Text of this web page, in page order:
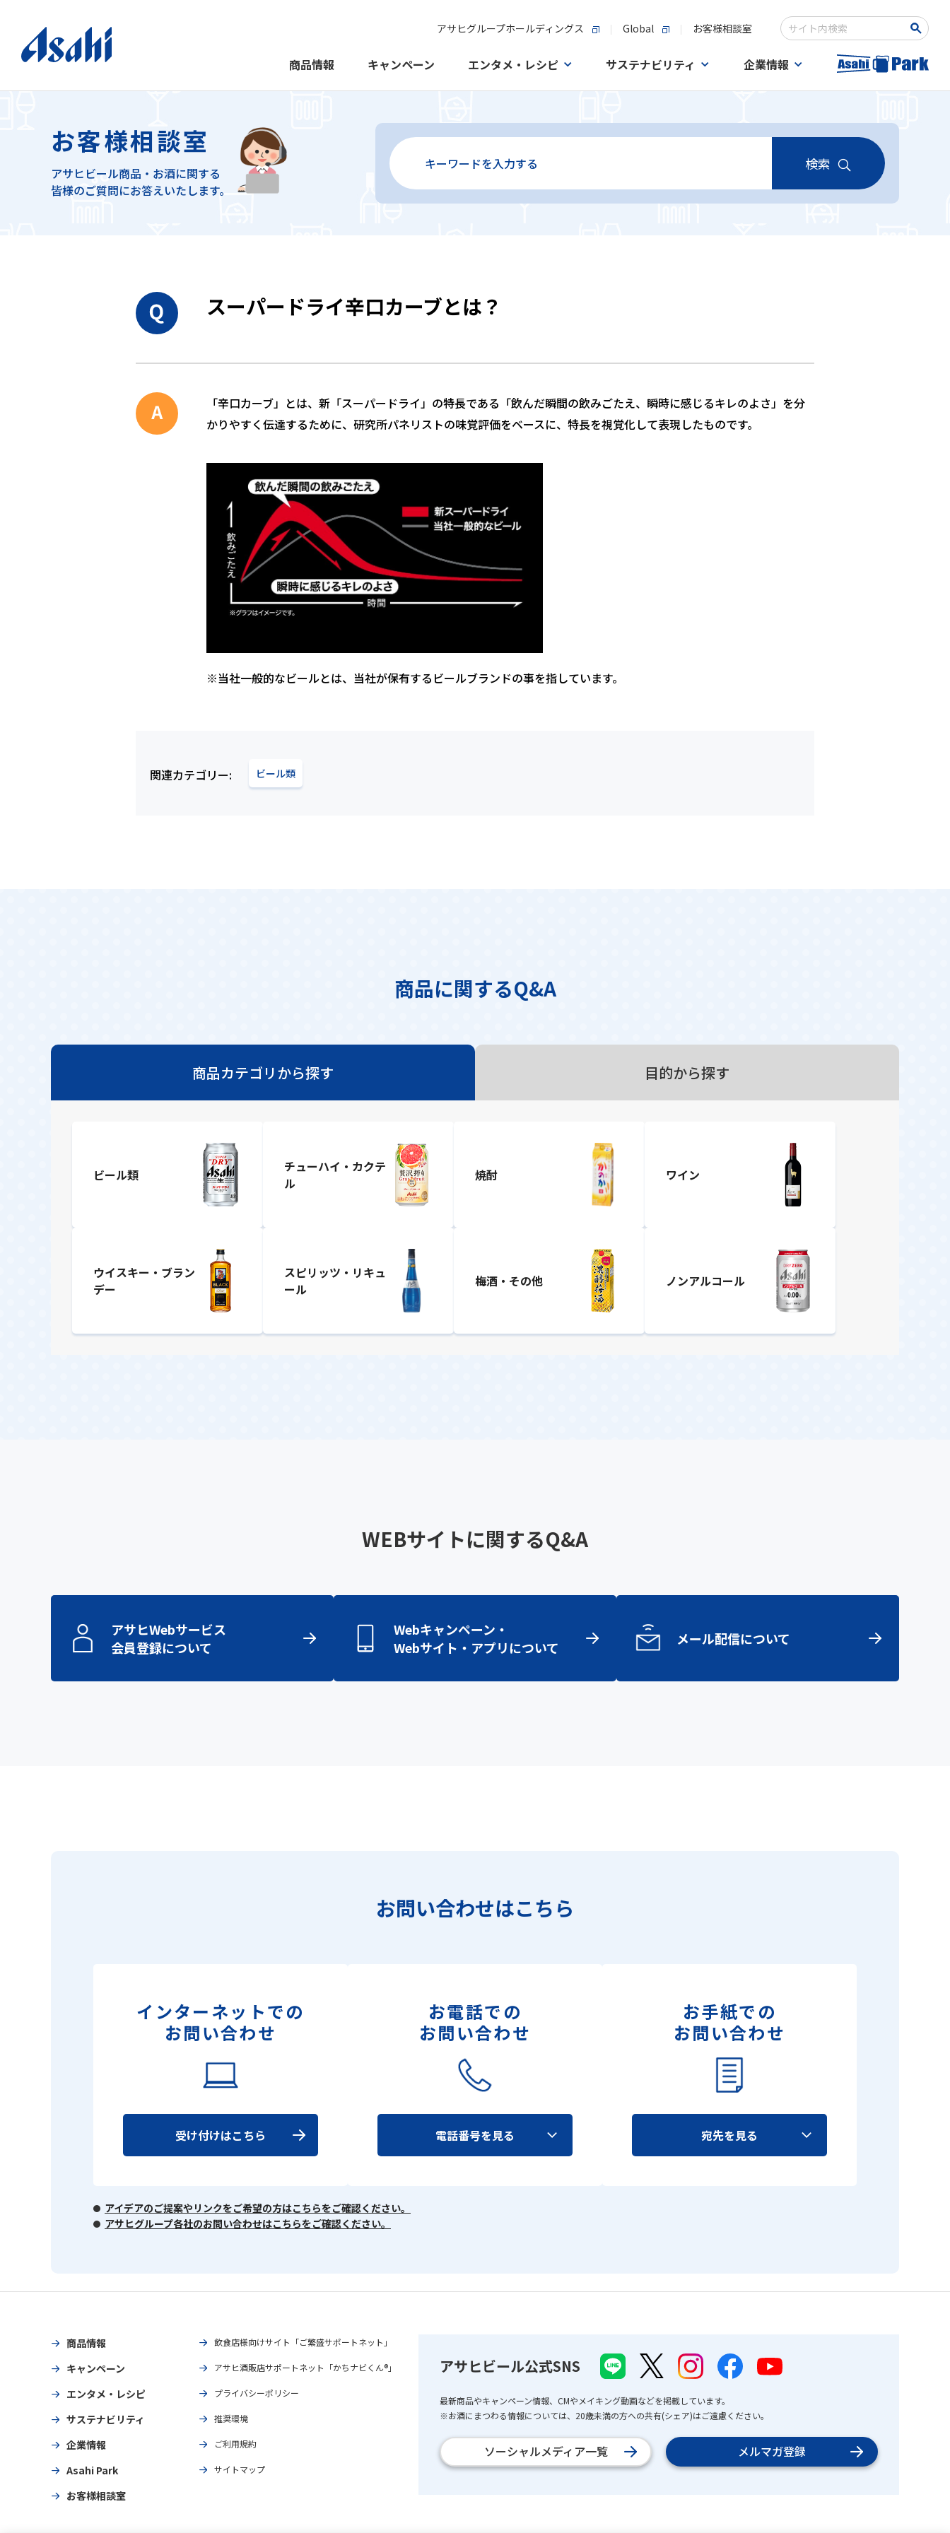
アサヒグループホールディングス Global お客様相談室
検索キーワード入力
商品情報 キャンペーン エンタメ・レシピ サステナビリティ 企業情報
お客様相談室
アサヒビール商品・お酒に関する
皆様のご質問にお答えいたします。
検索
スーパードライ辛口カーブとは？
「辛口カーブ」とは、新「スーパードライ」の特長である「飲んだ瞬間の飲みごたえ、瞬時に感じるキレのよさ」を分
かりやすく伝達するために、研究所パネリストの味覚評価をベースに、特長を視覚化して表現したものです。
※当社一般的なビールとは、当社が保有するビールブランドの事を指しています。
関連カテゴリー ビール類
商品に関するQ&A
商品カテゴリから探す 目的から探す
ビール類
チューハイ・カクテ
ル
焼酎 ワイン
ウイスキー・ブラン
デー
スピリッツ・リキュ
ール
梅酒・その他 ノンアルコール
WEBサイトに関するQ&A
アサヒWebサービス
会員登録について
Webキャンペーン・
Webサイト・アプリについて
メール配信について
お問い合わせはこちら
インターネットでの
お問い合わせ
受け付けはこちら
お電話での
お問い合わせ
電話番号を見る
お手紙での
お問い合わせ
宛先を見る
アイデアのご提案やリンクをご希望の方はこちらをご確認ください。
アサヒグループ各社のお問い合わせはこちらをご確認ください。
商品情報
キャンペーン
エンタメ・レシピ
サステナビリティ
企業情報
Asahi Park
お客様相談室
飲食店様向けサイト「ご繁盛サポートネット」
アサヒ酒販店サポートネット「かちナビくん®」
プライバシーポリシー
推奨環境
ご利用規約
サイトマップ
アサヒビール公式SNS
最新商品やキャンペーン情報、CMやメイキング動画などを掲載しています。
※お酒にまつわる情報については、20歳未満の方への共有(シェア)はご遠慮ください。
ソーシャルメディア一覧 メルマガ登録